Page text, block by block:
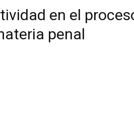
en el
penal